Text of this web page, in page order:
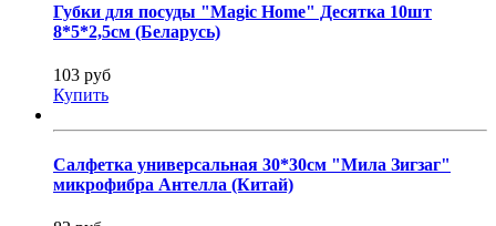
Губки для посуды "Magic Home" Десятка 10шт
8*5*2,5см (Беларусь)
103 руб
Купить
Салфетка универсальная 30*30см "Мила Зигзаг"
микрофибра Антелла (Китай)